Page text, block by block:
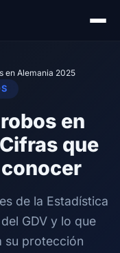
en Alemania 2025
en
que
de la Estadística
GDV y lo que
su protección